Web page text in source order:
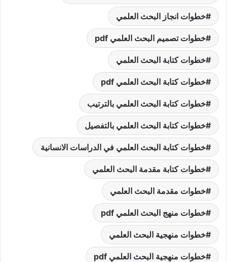
خطوات انجاز البحث العلمي
خطوات تصميم البحث العلمي pdf
خطوات كتابة البحث العلمي
خطوات كتابة البحث العلمي pdf
خطوات كتابة البحث العلمي بالترتيب
خطوات كتابة البحث العلمي بالتفصيل
خطوات كتابة البحث العلمي في الدراسات الانسانية
خطوات كتابة مقدمة البحث العلمي
خطوات مقدمة البحث العلمي
خطوات منهج البحث العلمي pdf
خطوات منهجية البحث العلمي
خطوات منهجية البحث العلمي pdf